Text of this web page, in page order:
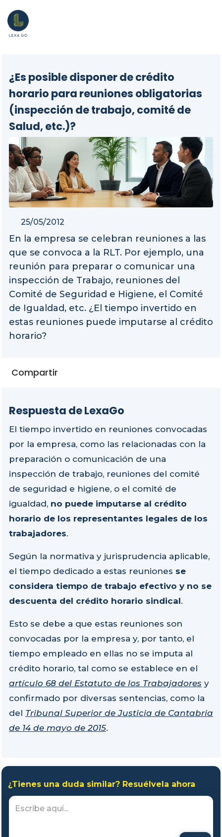
¿Es posible disponer de crédito
horario para reuniones obligatorias
(inspección de trabajo, comité de
Salud, etc.)?
25/05/2012
En la empresa se celebran reuniones a las
que se convoca a la RLT. Por ejemplo, una
reunión para preparar o comunicar una
inspección de Trabajo, reuniones del
Comité de Seguridad e Higiene, el Comité
de Igualdad, etc. ¿El tiempo invertido en
estas reuniones puede imputarse al crédito
horario?
Compartir
Respuesta de LexaGo
El tiempo invertido en reuniones convocadas
por la empresa, como las relacionadas con la
preparación o comunicación de una
inspección de trabajo, reuniones del comité
de seguridad e higiene, o el comité de
igualdad, no puede imputarse al crédito
horario de los representantes legales de los
trabajadores.
Según la normativa y jurisprudencia aplicable,
el tiempo dedicado a estas reuniones se
considera tiempo de trabajo efectivo y no se
descuenta del crédito horario sindical.
Esto se debe a que estas reuniones son
convocadas por la empresa y, por tanto, el
tiempo empleado en ellas no se imputa al
crédito horario, tal como se establece en el
artículo 68 del Estatuto de los Trabajadores y
confirmado por diversas sentencias, como la
del Tribunal Superior de Justicia de Cantabria
de 14 de mayo de 2015.
¿Tienes una duda similar? Resuélvela ahora